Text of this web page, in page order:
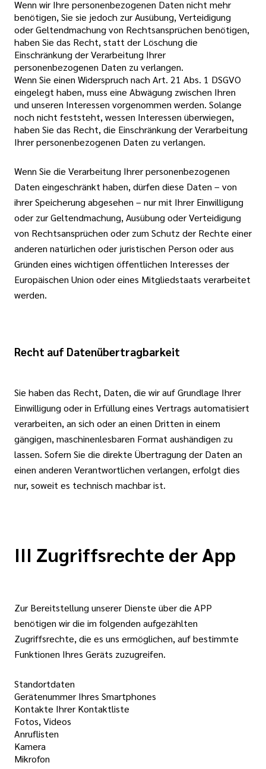
Wenn wir Ihre personenbezogenen Daten nicht mehr
benötigen, Sie sie jedoch zur Ausübung, Verteidigung
oder Geltendmachung von Rechtsansprüchen benötigen,
haben Sie das Recht, statt der Löschung die
Einschränkung der Verarbeitung Ihrer
personenbezogenen Daten zu verlangen.
Wenn Sie einen Widerspruch nach Art. 21 Abs. 1 DSGVO
eingelegt haben, muss eine Abwägung zwischen Ihren
und unseren Interessen vorgenommen werden. Solange
noch nicht feststeht, wessen Interessen überwiegen,
haben Sie das Recht, die Einschränkung der Verarbeitung
Ihrer personenbezogenen Daten zu verlangen.
Wenn Sie die Verarbeitung Ihrer personenbezogenen
Daten eingeschränkt haben, dürfen diese Daten – von
ihrer Speicherung abgesehen – nur mit Ihrer Einwilligung
oder zur Geltendmachung, Ausübung oder Verteidigung
von Rechtsansprüchen oder zum Schutz der Rechte einer
anderen natürlichen oder juristischen Person oder aus
Gründen eines wichtigen öffentlichen Interesses der
Europäischen Union oder eines Mitgliedstaats verarbeitet
werden.
Recht auf Datenübertragbarkeit
Sie haben das Recht, Daten, die wir auf Grundlage Ihrer
Einwilligung oder in Erfüllung eines Vertrags automatisiert
verarbeiten, an sich oder an einen Dritten in einem
gängigen, maschinenlesbaren Format aushändigen zu
lassen. Sofern Sie die direkte Übertragung der Daten an
einen anderen Verantwortlichen verlangen, erfolgt dies
nur, soweit es technisch machbar ist.
III Zugriffsrechte der App
Zur Bereitstellung unserer Dienste über die APP
benötigen wir die im folgenden aufgezählten
Zugriffsrechte, die es uns ermöglichen, auf bestimmte
Funktionen Ihres Geräts zuzugreifen.
Standortdaten
Gerätenummer Ihres Smartphones
Kontakte Ihrer Kontaktliste
Fotos, Videos
Anruflisten
Kamera
Mikrofon